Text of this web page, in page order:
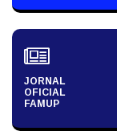
JORNAL
OFICIAL
FAMUP